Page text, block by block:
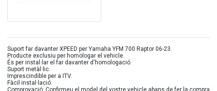
Suport far davanter XPEED per Yamaha YFM 700 Raptor 06-23.
Producte exclusiu per homologar el vehicle.
És per instal·lar el far davanter d'homologació.
Suport metàl·lic.
Imprescindible per a ITV.
Fàcil instal·lació.